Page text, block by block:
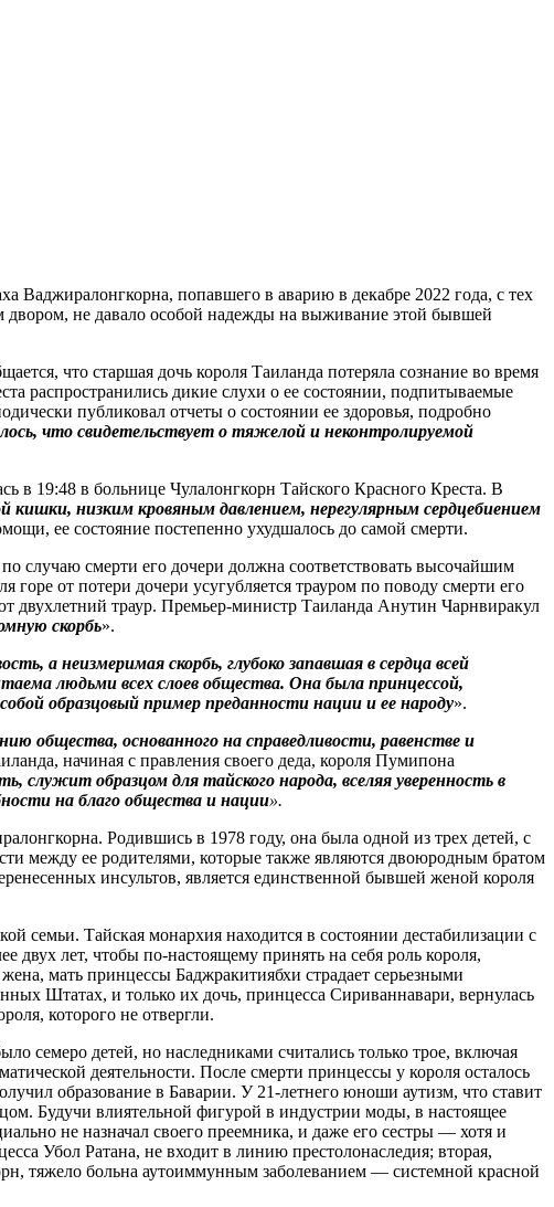
Ваджиралонгкорна, попавшего в аварию в декабре 2022 года, с тех
двором, не давало особой надежды на выживание этой бывшей
что старшая дочь короля Таиланда потеряла сознание во время
распространились дикие слухи о ее состоянии, подпитываемые
публиковал отчеты о состоянии ее здоровья, подробно
что свидетельствует о тяжелой и неконтролируемой
в 19:48 в больнице Чулалонгкорн Тайского Красного Креста. В
низким кровяным давлением, нерегулярным сердцебиением
ее состояние постепенно ухудшалось до самой смерти.
случаю смерти его дочери должна соответствовать высочайшим
от потери дочери усугубляется трауром по поводу смерти его
двухлетний траур. Премьер-министр Таиланда Анутин Чарнвиракул
скорбь».
а неизмеримая скорбь, глубоко запавшая в сердца всей
людьми всех слоев общества. Она была принцессой,
образцовый пример преданности нации и ее народу».
общества, основанного на справедливости, равенстве и
начиная с правления своего деда, короля Пумипона
служит образцом для тайского народа, вселяя уверенность в
на благо общества и нации».
Родившись в 1978 году, она была одной из трех детей, с
между ее родителями, которые также являются двоюродным братом
инсультов, является единственной бывшей женой короля
семьи. Тайская монархия находится в состоянии дестабилизации с
двух лет, чтобы по-настоящему принять на себя роль короля,
мать принцессы Баджракитиябхи страдает серьезными
Штатах, и только их дочь, принцесса Сириваннавари, вернулась
которого не отвергли.
семеро детей, но наследниками считались только трое, включая
деятельности. После смерти принцессы у короля осталось
образование в Баварии. У 21-летнего юноши аутизм, что ставит
Будучи влиятельной фигурой в индустрии моды, в настоящее
не назначал своего преемника, и даже его сестры — хотя и
Убол Ратана, не входит в линию престолонаследия; вторая,
тяжело больна аутоиммунным заболеванием — системной красной